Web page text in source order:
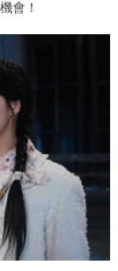
會！